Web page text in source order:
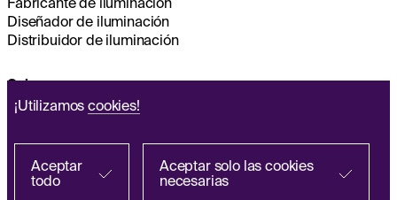
¡Utilizamoscookies!
Aceptar
todo
Aceptar solo las cookies
necesarias
Diseñador de iluminación
Distribuidor de iluminación
Quienes somos
Sostenibilidad
Q&A